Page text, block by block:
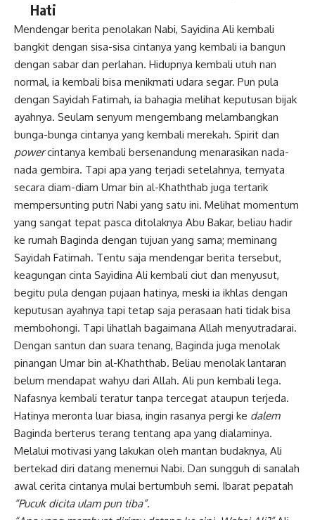
Hati
Mendengar berita penolakan Nabi, Sayidina Ali kembali
bangkit dengan sisa-sisa cintanya yang kembali ia bangun
dengan sabar dan perlahan. Hidupnya kembali utuh nan
normal, ia kembali bisa menikmati udara segar. Pun pula
dengan Sayidah Fatimah, ia bahagia melihat keputusan bijak
ayahnya. Seulam senyum mengembang melambangkan
bunga-bunga cintanya yang kembali merekah. Spirit dan
powercintanya kembali bersenandung menarasikan nada-
nada gembira. Tapi apa yang terjadi setelahnya, ternyata
secara diam-diam Umar bin al-Khaththab juga tertarik
mempersunting putri Nabi yang satu ini. Melihat momentum
yang sangat tepat pasca ditolaknya Abu Bakar, beliau hadir
ke rumah Baginda dengan tujuan yang sama; meminang
Sayidah Fatimah. Tentu saja mendengar berita tersebut,
keagungan cinta Sayidina Ali kembali ciut dan menyusut,
begitu pula dengan pujaan hatinya, meski ia ikhlas dengan
keputusan ayahnya tapi tetap saja perasaan hati tidak bisa
membohongi. Tapi lihatlah bagaimana Allah menyutradarai.
Dengan santun dan suara tenang, Baginda juga menolak
pinangan Umar bin al-Khaththab. Beliau menolak lantaran
belum mendapat wahyu dari Allah. Ali pun kembali lega.
Nafasnya kembali teratur tanpa tercegat ataupun terjeda.
Hatinya meronta luar biasa, ingin rasanya pergi ke dalem
Baginda berterus terang tentang apa yang dialaminya.
Melalui motivasi yang lakukan oleh mantan budaknya, Ali
bertekad diri datang menemui Nabi. Dan sungguh di sanalah
awal cerita cintanya mulai bertumbuh semi. Ibarat pepatah
“Pucuk dicita ulam pun tiba”.